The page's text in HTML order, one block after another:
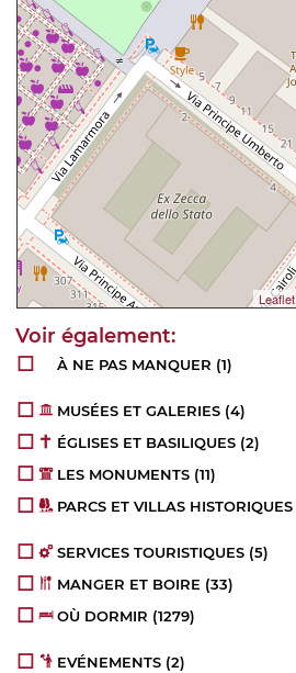
Leaflet
À NE PAS MANQUER (1)
MUSÉES ET GALERIES (4)
ÉGLISES ET BASILIQUES (2)
LES MONUMENTS (11)
PARCS ET VILLAS HISTORIQUES
SERVICES TOURISTIQUES (5)
MANGER ET BOIRE (33)
OÙ DORMIR (1279)
EVÉNEMENTS (2)